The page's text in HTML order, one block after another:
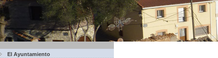
El Ayuntamiento